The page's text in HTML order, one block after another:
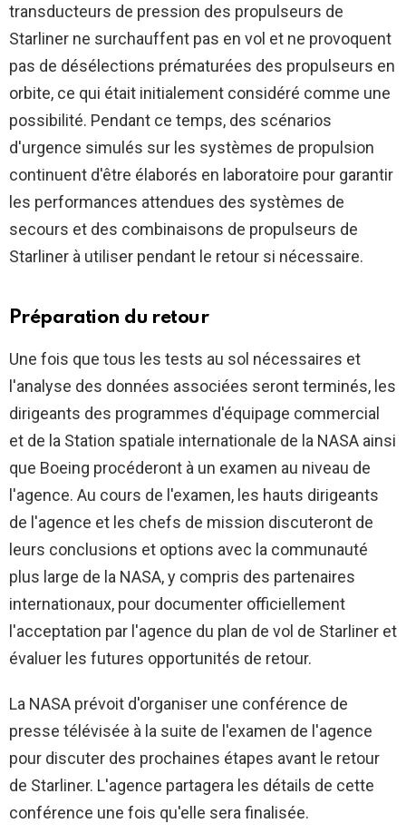
transducteurs de pression des propulseurs de
Starliner ne surchauffent pas en vol et ne provoquent
pas de désélections prématurées des propulseurs en
orbite, ce qui était initialement considéré comme une
possibilité. Pendant ce temps, des scénarios
d'urgence simulés sur les systèmes de propulsion
continuent d'être élaborés en laboratoire pour garantir
les performances attendues des systèmes de
secours et des combinaisons de propulseurs de
Starliner à utiliser pendant le retour si nécessaire.
Préparation du retour
Une fois que tous les tests au sol nécessaires et
l'analyse des données associées seront terminés, les
dirigeants des programmes d'équipage commercial
et de la Station spatiale internationale de la NASA ainsi
que Boeing procéderont à un examen au niveau de
l'agence. Au cours de l'examen, les hauts dirigeants
de l'agence et les chefs de mission discuteront de
leurs conclusions et options avec la communauté
plus large de la NASA, y compris des partenaires
internationaux, pour documenter officiellement
l'acceptation par l'agence du plan de vol de Starliner et
évaluer les futures opportunités de retour.
La NASA prévoit d'organiser une conférence de
presse télévisée à la suite de l'examen de l'agence
pour discuter des prochaines étapes avant le retour
de Starliner. L'agence partagera les détails de cette
conférence une fois qu'elle sera finalisée.